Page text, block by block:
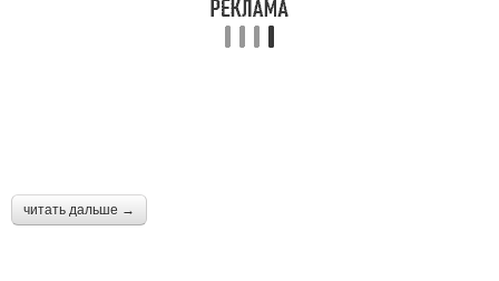
читать дальше →